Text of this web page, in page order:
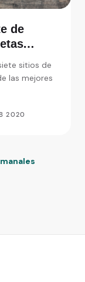
de
sitios de
las mejores
2020